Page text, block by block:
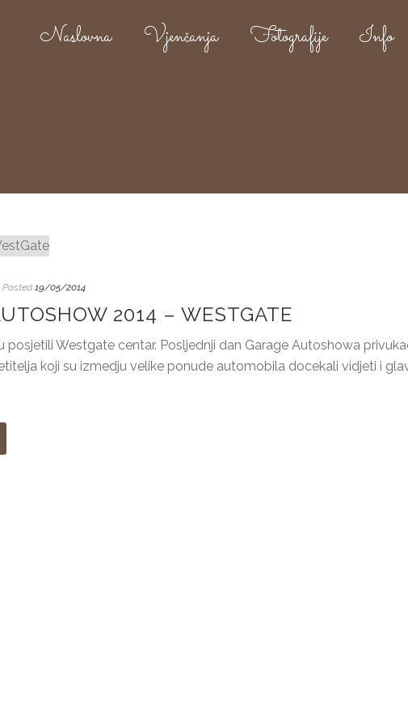
Naslovna Vjenčanja Fotografije Info
Posted 19/05/2014
2014 – WESTGATE
posjetili Westgate centar. Posljednji dan Garage Autoshowa
koji su izmedju velike ponude automobila docekali vidjeti i